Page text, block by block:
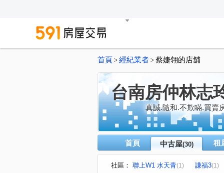
首頁 > 經紀業者 > 蔡婕翎的店舖
台南房仲林志
真誠.隨和.不欺瞞.買賣
首頁 中古屋(30) 租
社區： 聯上W1 水天青(1) 謙福3(1)